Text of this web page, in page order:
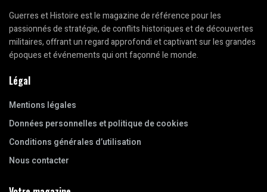
Guerres et Histoire est le magazine de référence pour les
passionnés de stratégie, de conflits historiques et de découvertes
militaires, offrant un regard approfondi et captivant sur les grandes
époques et événements qui ont façonné le monde.
Légal
Mentions légales
Données personnelles et politique de cookies
Conditions générales d’utilisation
Nous contacter